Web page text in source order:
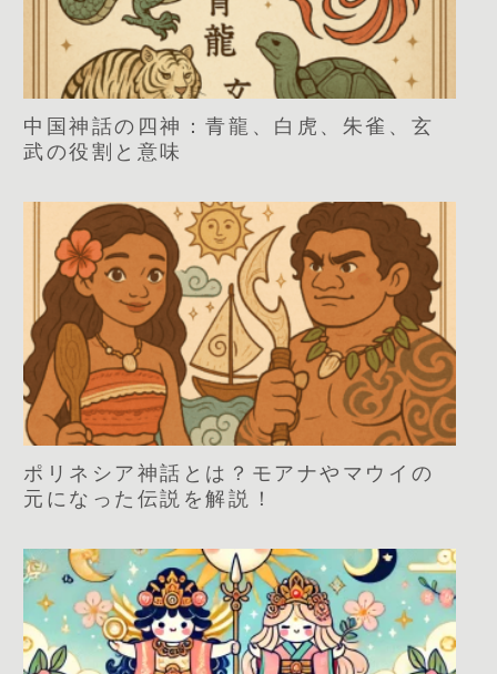
中国神話の四神：青龍、白虎、朱雀、玄
武の役割と意味
ポリネシア神話とは？モアナやマウイの
元になった伝説を解説！